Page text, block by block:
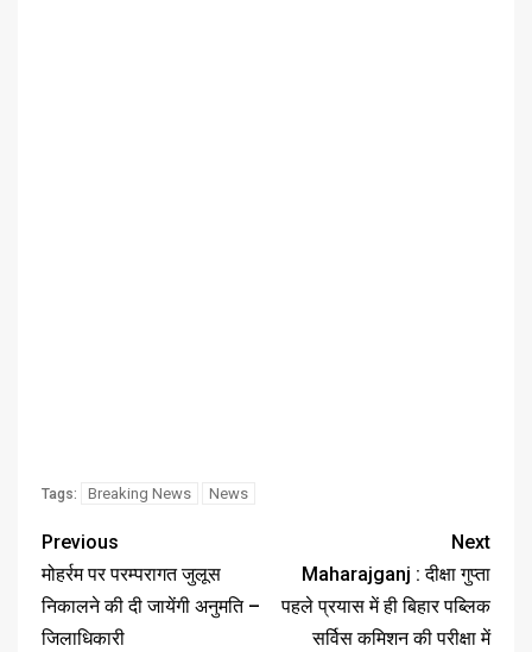
Tags: Breaking News News
Previous
मोहर्रम पर परम्परागत जुलूस
निकालने की दी जायेंगी अनुमति –
जिलाधिकारी
Next
Maharajganj : दीक्षा गुप्ता
पहले प्रयास में ही बिहार पब्लिक
सर्विस कमिशन की परीक्षा में